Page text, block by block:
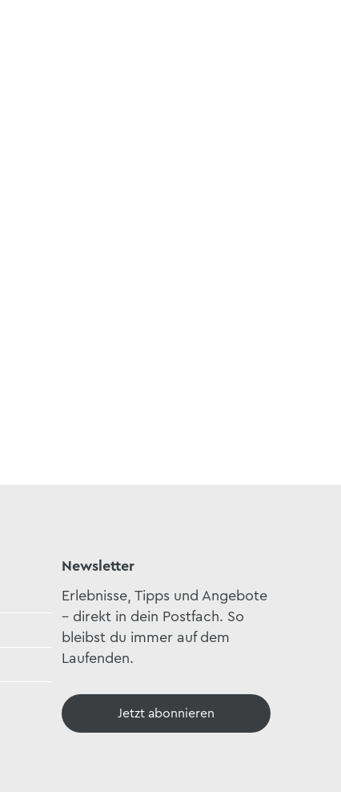
Newsletter
Erlebnisse, Tipps und Angebote
– direkt in dein Postfach. So
bleibst du immer auf dem
Laufenden.
Jetzt abonnieren